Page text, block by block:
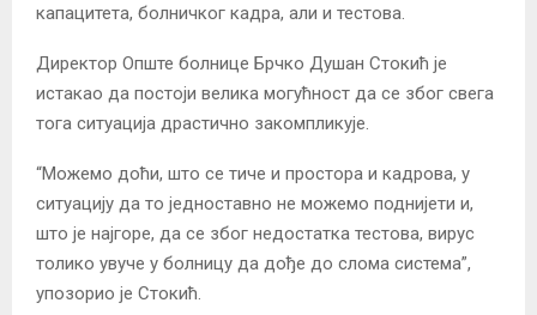
капацитета, болничког кадра, али и тестова.
Директор Опште болнице Брчко Душан Стокић је
истакао да постоји велика могућност да се због свега
тога ситуација драстично закомпликује.
“Можемо доћи, што се тиче и простора и кадрова, у
ситуацију да то једноставно не можемо поднијети и,
што је најгоре, да се због недостатка тестова, вирус
толико увуче у болницу да дође до слома система”,
упозорио је Стокић.